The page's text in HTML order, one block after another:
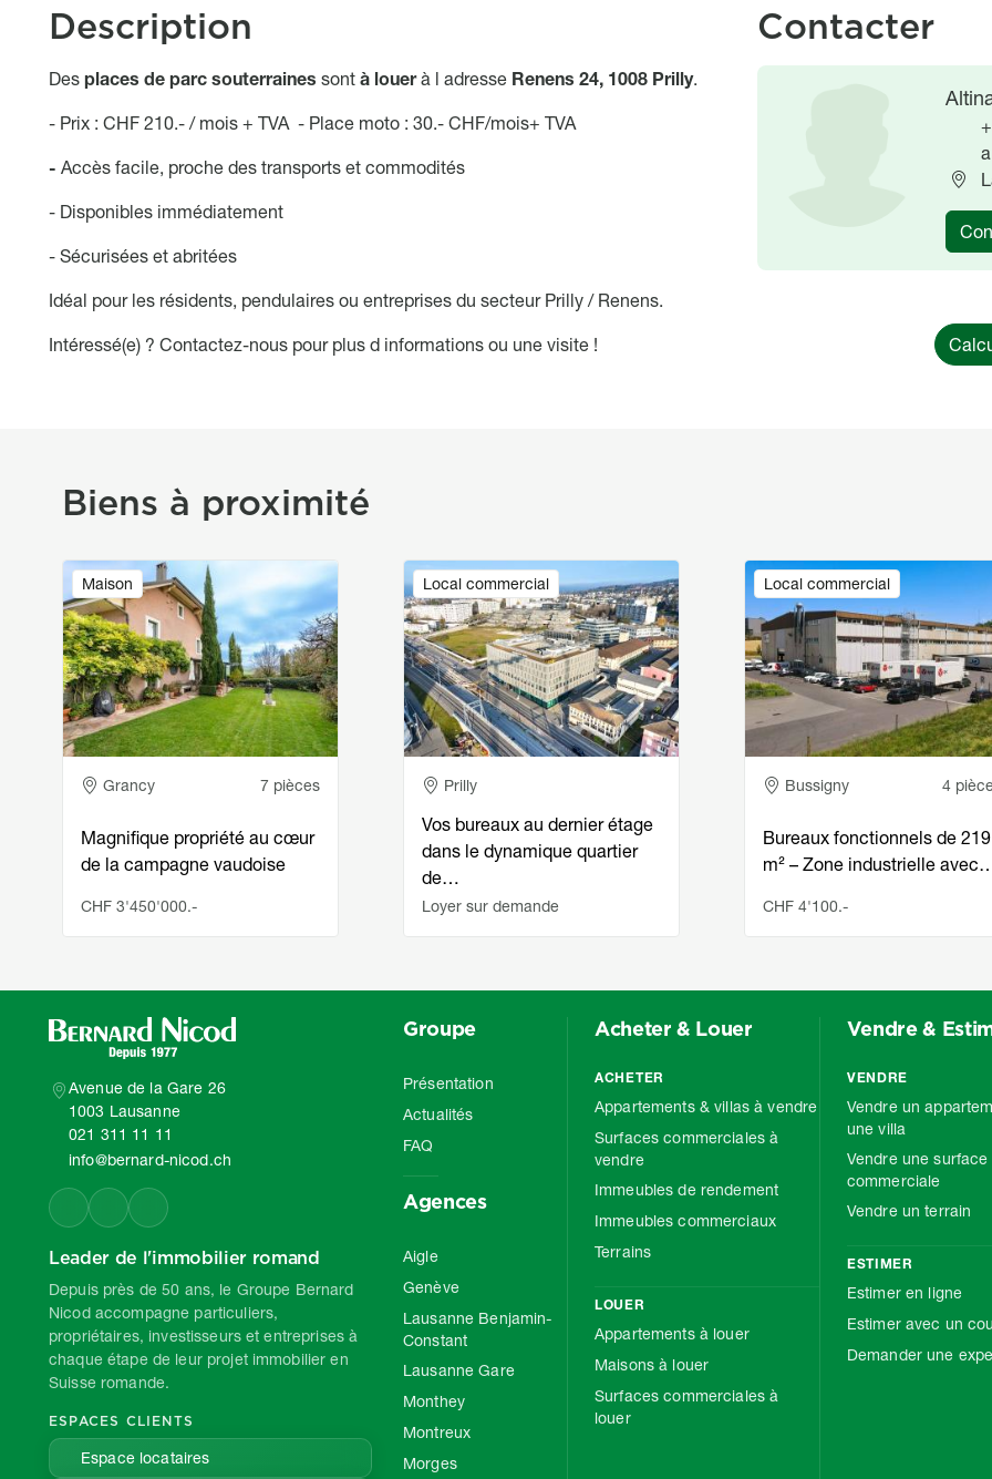
Description
Object description
Des places de parc souterraines sont à louerà l adresse Renens 24, 1008 Prilly.
- Prix : CHF 210.- / mois + TVA - Place moto : 30.- CHF/mois+ TVA
- Accès facile, proche des transports et commodités
- Disponibles immédiatement
- Sécurisées et abritées
Idéal pour les résidents, pendulaires ou entreprises du secteur Prilly / Renens.
Intéressé(e) ? Contactez-nous pour plus d informations ou une visite !
Contacter
Biens à proximité
Maison
Image
Adresse
Grancy 7 pièces
Magnifique propriété au cœur
de la campagne vaudoise
CHF 3'450'000.-
Local commercial
Image
Adresse
Prilly
Vos bureaux au dernier étage
dans le dynamique quartier
de…
Loyer sur demande
Local commercial
Image
Adresse
Bussigny 4
Bureaux fonctionnels de 219
m² – Zone industrielle
CHF 4'100.-
Avenue de la Gare 26
1003 Lausanne
021 311 11 11
info@bernard-nicod.ch
Leader de l'immobilier romand
Depuis près de 50 ans, le Groupe Bernard
Nicod accompagne particuliers,
propriétaires, investisseurs et entreprises à
chaque étape de leur projet immobilier en
Suisse romande.
ESPACES CLIENTS
Espace locataires
Groupe
Présentation
Actualités
FAQ
Agences
Aigle
Genève
Lausanne Benjamin-
Constant
Lausanne Gare
Monthey
Montreux
Morges
Acheter & Louer
ACHETER
Appartements & villas à vendre
Surfaces commerciales à
vendre
Immeubles de rendement
Immeubles commerciaux
Terrains
LOUER
Appartements à louer
Maisons à louer
Surfaces commerciales à
louer
Vendre &
VENDRE
Vendre un
une villa
Vendre une surface
commerciale
Vendre un terrain
ESTIMER
Estimer en ligne
Estimer avec un
Demander une